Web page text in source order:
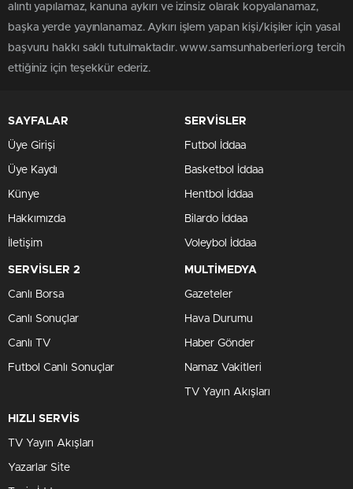
alıntı yapılamaz, kanuna aykırı ve izinsiz olarak kopyalanamaz,
başka yerde yayınlanamaz. Aykırı işlem yapan kişi/kişiler için yasal
başvuru hakkı saklı tutulmaktadır. www.samsunhaberleri.org tercih
ettiğiniz için teşekkür ederiz.
SAYFALAR
Üye Girişi
Üye Kaydı
Künye
Hakkımızda
İletişim
SERVİSLER
Futbol İddaa
Basketbol İddaa
Hentbol İddaa
Bilardo İddaa
Voleybol İddaa
SERVİSLER 2
Canlı Borsa
Canlı Sonuçlar
Canlı TV
Futbol Canlı Sonuçlar
MULTİMEDYA
Gazeteler
Hava Durumu
Haber Gönder
Namaz Vakitleri
TV Yayın Akışları
HIZLI SERVİS
TV Yayın Akışları
Yazarlar Site